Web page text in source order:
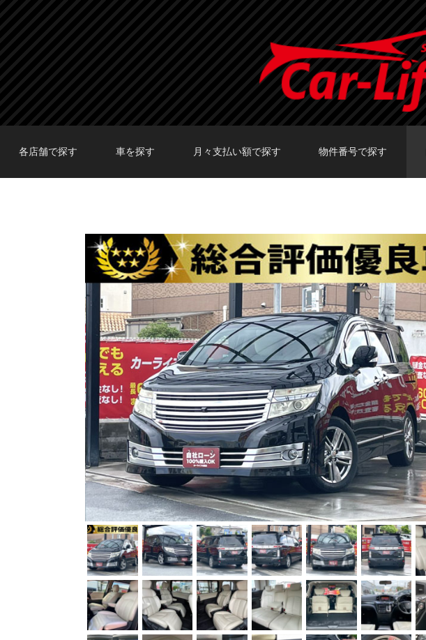
各店舗で探す 車を探す 月々支払い額で探す 物件番号で探す